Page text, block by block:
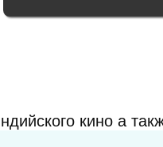
кино а